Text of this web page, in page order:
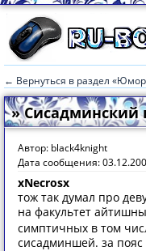
← Вернуться в раздел
»
Автор: black4knight
Дата сообщения:
xNecrosx
тож так думал про
на факультет
симптичных в том
сисадминшей. за пояс